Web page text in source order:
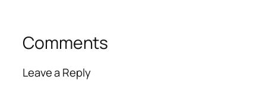
Comments
Leave a Reply